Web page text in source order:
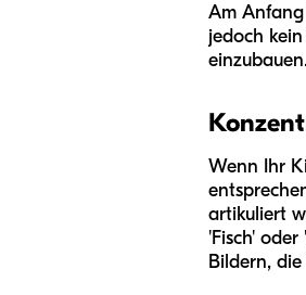
Am
jedoch
Wenn Ihr
artikuliert
'Fisch'
Bildern,